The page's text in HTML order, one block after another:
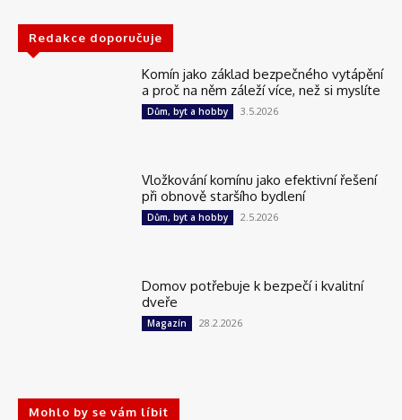
Redakce doporučuje
Komín jako základ bezpečného vytápění
a proč na něm záleží více, než si myslíte
Dům, byt a hobby 3.5.2026
Vložkování komínu jako efektivní řešení
při obnově staršího bydlení
Dům, byt a hobby 2.5.2026
Domov potřebuje k bezpečí i kvalitní
dveře
Magazín 28.2.2026
Mohlo by se vám líbit